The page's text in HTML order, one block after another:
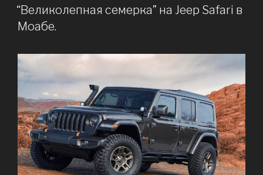
ON
“Великолепная семерка” на Jeep Safari в
Моабе.